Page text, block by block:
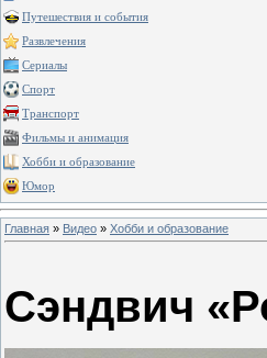
Путешествия и события
Развлечения
Сериалы
Спорт
Транспорт
Фильмы и анимация
Хобби и образование
Юмор
Главная » Видео » Хобби и образование
Сэндвич